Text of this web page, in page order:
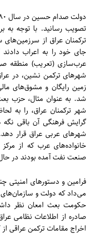
تصویب رسانید. با توجه به
ترکمنان عراق از
جای خود را به اعراب
عرب‌سازی (تعریب) منطقه
شهر‌های ترکمن‌ نشین، در
زمین رایگان و مشوق‌‌های
شد. به عنوان مثال، حزب
شهر ترکمنان عراق، را به
گرایش فرهنگی آن باقی
شهر‌های عربی عراق قرار
خانواده‌‌های عرب که از
صنعت نفت آمده بودند در
فرامین و دستور‌های
می‌داد که دولت و
اخراج مقامات ترکمن عراقی